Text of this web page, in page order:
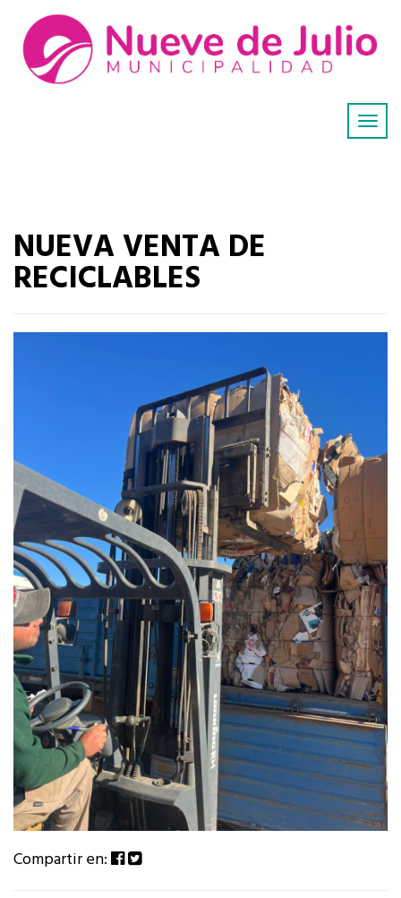
NUEVA VENTA DE
RECICLABLES
Compartir en: